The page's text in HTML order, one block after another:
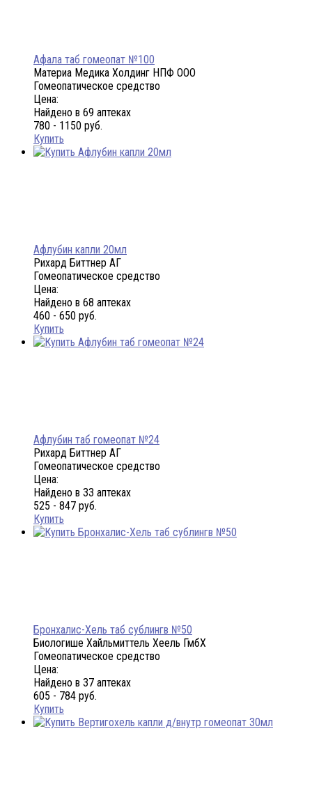
Афала таб гомеопат №100
Материа Медика Холдинг НПФ ООО
Гомеопатическое средство
Цена:
Найдено в 69 аптеках
780 - 1150 руб.
Купить
Афлубин капли 20мл
Рихард Биттнер АГ
Гомеопатическое средство
Цена:
Найдено в 68 аптеках
460 - 650 руб.
Купить
Афлубин таб гомеопат №24
Рихард Биттнер АГ
Гомеопатическое средство
Цена:
Найдено в 33 аптеках
525 - 847 руб.
Купить
Бронхалис-Хель таб сублингв №50
Биологише Хайльмиттель Хеель ГмбХ
Гомеопатическое средство
Цена:
Найдено в 37 аптеках
605 - 784 руб.
Купить